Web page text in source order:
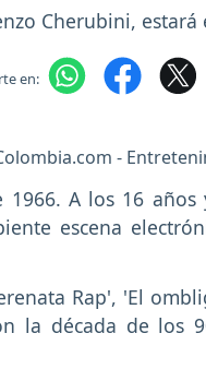
Cherubini, estará
en:
-
A los 16 años
escena
Rap', 'El
la década de los